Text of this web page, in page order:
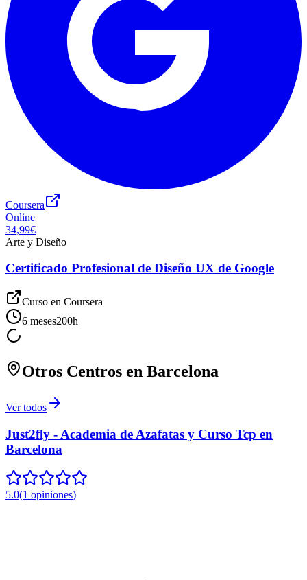
Coursera
Online
34,99€
Arte y Diseño
Certificado Profesional de Diseño UX de Google
Curso en Coursera
6 meses200h
Otros Centros en Barcelona
Ver todos
Just2fly - Academia de Azafatas y Curso Tcp en
Barcelona
5.0(1 opiniones)